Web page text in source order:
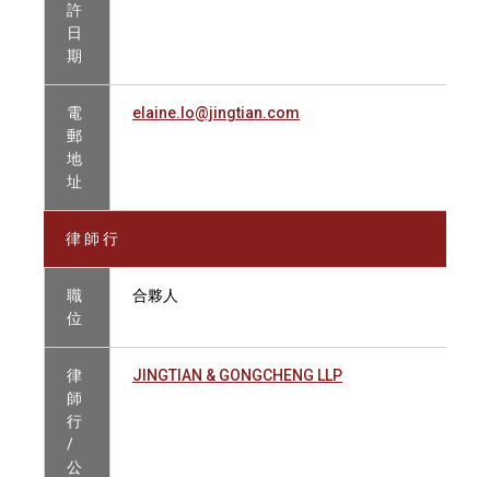
許
日
期
電
郵
地
址
elaine.lo@jingtian.com
律 師 行
職
位
合夥人
律
師
行
/
公
JINGTIAN & GONGCHENG LLP